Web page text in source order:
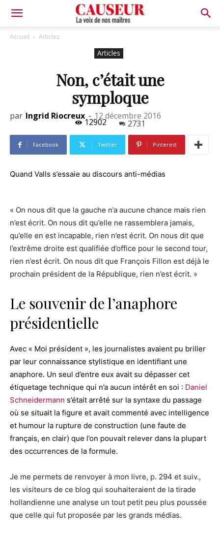
nos
maîtres
Accueil Articles
Articles
Non, c’était une
symploque
par Ingrid Riocreux - 12 décembre 2016
12902 2731
Facebook Twitter Pinterest
Quand Valls s’essaie au discours anti-médias
« On nous dit que la gauche n’a aucune chance mais rien
n’est écrit. On nous dit qu’elle ne rassemblera jamais,
qu’elle en est incapable, rien n’est écrit. On nous dit que
l’extrême droite est qualifiée d’office pour le second tour,
rien n’est écrit. On nous dit que François Fillon est déjà le
prochain président de la République, rien n’est écrit. »
Le souvenir de l’anaphore
présidentielle
Avec « Moi président », les journalistes avaient pu briller
par leur connaissance stylistique en identifiant une
anaphore. Un seul d’entre eux avait su dépasser cet
étiquetage technique qui n’a aucun intérêt en soi : Daniel
Schneidermann s’était arrêté sur la syntaxe du passage
où se situait la figure et avait commenté avec intelligence
et humour la rupture de construction (une faute de
français, en clair) que l’on pouvait relever dans la plupart
des occurrences de la formule.
Je me permets de renvoyer à mon livre, p. 294 et suiv.,
les visiteurs de ce blog qui souhaiteraient de la tirade
hollandienne une analyse un tout petit peu plus poussée
que celle qui fut proposée par les grands médias.